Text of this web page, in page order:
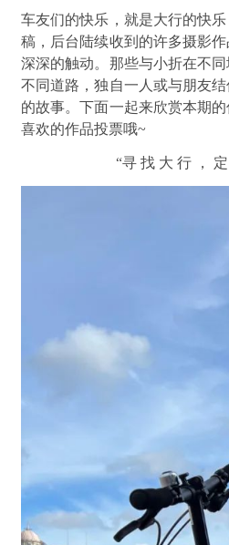
车友们的快乐， 就是大行的快
稿， 后台陆续收到的许多摄影
深深的触动。 那些与小折在不同
不同道路，独自一人或与朋友
的故事。下面一起来欣赏本期的
喜欢的作品投票哦~
“寻 找 大 行 ，